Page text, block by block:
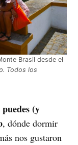
Brasil desde el
Todos los
(y
, dónde dormir
nos gustaron